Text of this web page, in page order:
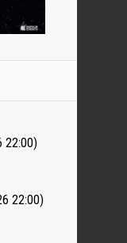
22:00)
22:00)